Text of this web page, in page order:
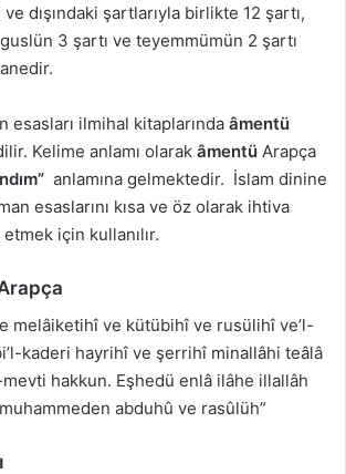
dışındaki şartlarıyla birlikte 12 şartı,
3 şartı ve teyemmümün 2 şartı
esasları ilmihal kitaplarında âmentü
Kelime anlamı olarak âmentü Arapça
anlamına gelmektedir. İslam dinine
esaslarını kısa ve öz olarak ihtiva
için kullanılır.
melâiketihî ve kütübihî ve rusülihî ve’l-
kaderi hayrihî ve şerrihî minallâhi teâlâ
mevti hakkun. Eşhedü enlâ ilâhe illallâh
abduhû ve rasûlüh”